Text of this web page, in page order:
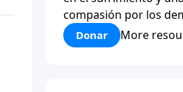
compasión por los
Donar More